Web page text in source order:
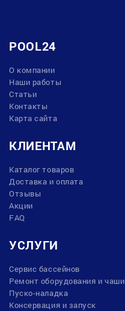
POOL24
О компании
Наши работы
Статьи
Контакты
Карта сайта
КЛИЕНТАМ
Каталог товаров
Доставка и оплата
Отзывы
Акции
FAQ
УСЛУГИ
Сервис бассейнов
Ремонт оборудования и чаши
Пуско-наладка
Консервация и запуск